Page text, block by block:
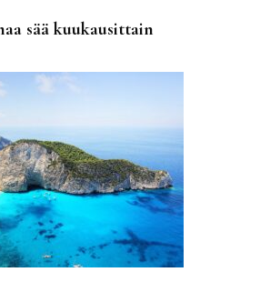
sää kuukausittain